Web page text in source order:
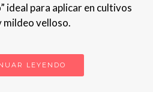
ideal para aplicar en cultivos
velloso.
LEYENDO